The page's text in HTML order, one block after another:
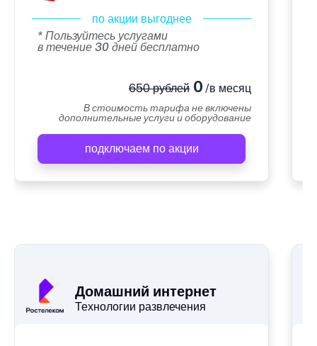
по акции выгоднее
* Пользуйтесь услугами
в течение 30 дней бесплатно
650 рублей0 /в месяц
В стоимость тарифа не включены
дополнительные услуги и оборудование
подключаем по акции
Домашний интернет
Технологии развлечения